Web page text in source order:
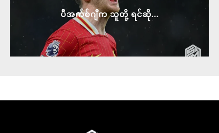
ပီအက်စ်ဂျီက သူတို့ ရင်ဆို...